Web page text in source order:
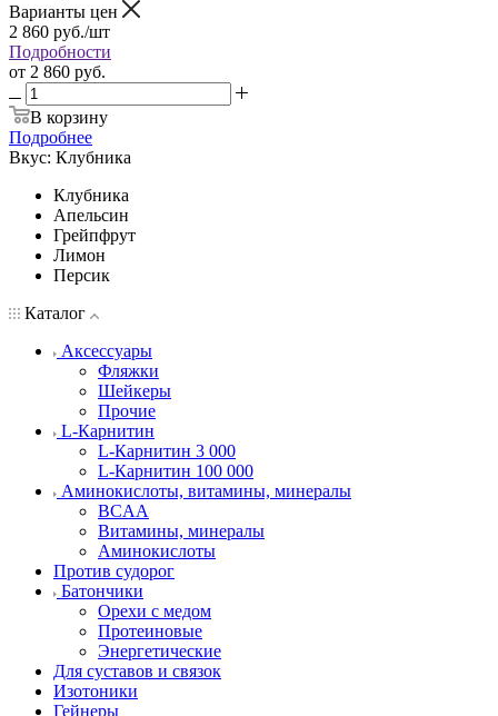
Варианты цен
2 860 руб./шт
Подробности
от 2 860 руб.
В корзину
Подробнее
Вкус: Клубника
Клубника
Апельсин
Грейпфрут
Лимон
Персик
Каталог
Аксессуары
Фляжки
Шейкеры
Прочие
L-Карнитин
L-Карнитин 3 000
L-Карнитин 100 000
Аминокислоты, витамины, минералы
BCAA
Витамины, минералы
Аминокислоты
Против судорог
Батончики
Орехи с медом
Протеиновые
Энергетические
Для суставов и связок
Изотоники
Гейнеры